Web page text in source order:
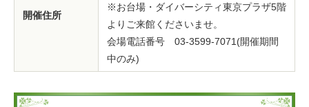
開催住所
※お台場・ダイバーシティ東京プラザ5階
よりご来館くださいませ。
会場電話番号 03-3599-7071(開催期間
中のみ)